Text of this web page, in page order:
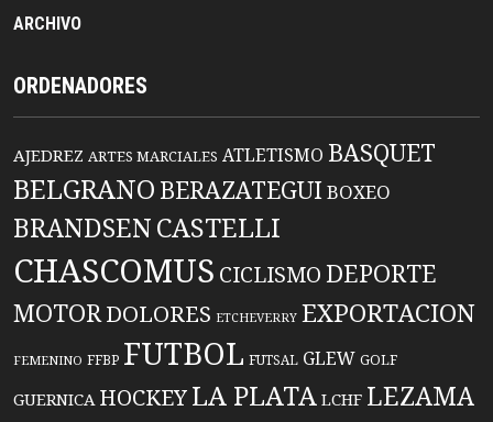
ARCHIVO
ORDENADORES
AJEDREZ ARTES MARCIALES ATLETISMO BASQUET
BELGRANO BERAZATEGUIBOXEO
BRANDSENCASTELLI
CHASCOMUS CICLISMO DEPORTE
MOTORDOLORES ETCHEVERRY EXPORTACION
FEMENINO FFBP FUTBOL FUTSAL GLEW GOLF
GUERNICA HOCKEYLA PLATA LCHF LEZAMA